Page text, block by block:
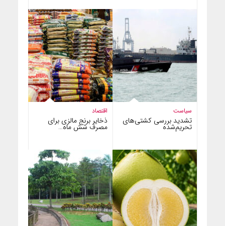
اقتصاد
ذخایر برنج مالزی برای
مصرف شش ماه…
سیاست
تشدید بررسی کشتی‌های
تحریم‌شده